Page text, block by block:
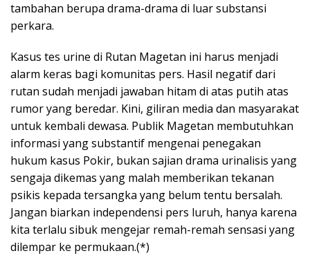
tambahan berupa drama-drama di luar substansi
perkara.
Kasus tes urine di Rutan Magetan ini harus menjadi
alarm keras bagi komunitas pers. Hasil negatif dari
rutan sudah menjadi jawaban hitam di atas putih atas
rumor yang beredar. Kini, giliran media dan masyarakat
untuk kembali dewasa. Publik Magetan membutuhkan
informasi yang substantif mengenai penegakan
hukum kasus Pokir, bukan sajian drama urinalisis yang
sengaja dikemas yang malah memberikan tekanan
psikis kepada tersangka yang belum tentu bersalah.
Jangan biarkan independensi pers luruh, hanya karena
kita terlalu sibuk mengejar remah-remah sensasi yang
dilempar ke permukaan.(*)